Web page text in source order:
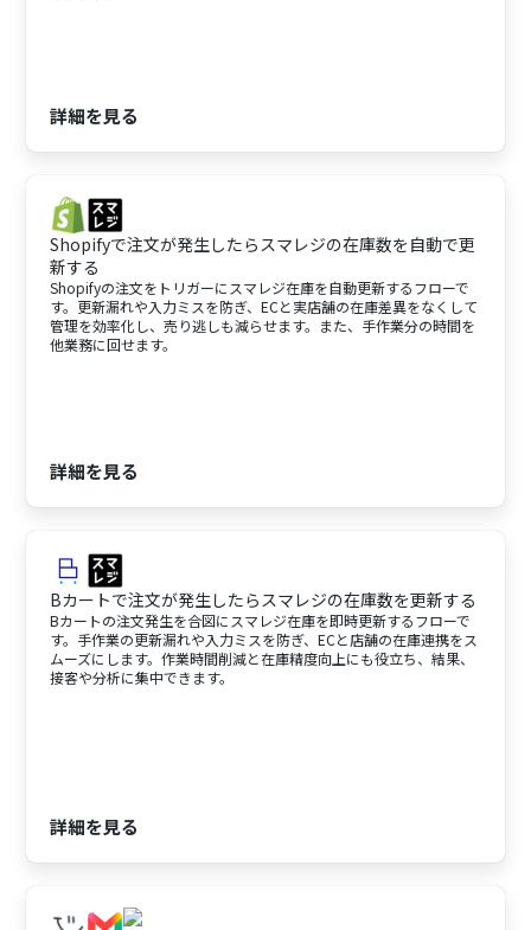
詳細を見る
Shopifyで注文が発生したらスマレジの在庫数を自動で更
新する
Shopifyの注文をトリガーにスマレジ在庫を自動更新するフローで
す。更新漏れや入力ミスを防ぎ、ECと実店舗の在庫差異をなくして
管理を効率化し、売り逃しも減らせます。また、手作業分の時間を
他業務に回せます。
詳細を見る
Bカートで注文が発生したらスマレジの在庫数を更新する
Bカートの注文発生を合図にスマレジ在庫を即時更新するフローで
す。手作業の更新漏れや入力ミスを防ぎ、ECと店舗の在庫連携をス
ムーズにします。作業時間削減と在庫精度向上にも役立ち、結果、
接客や分析に集中できます。
詳細を見る